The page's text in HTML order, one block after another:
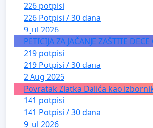
226 potpisi
226 Potpisi / 30 dana
9 Jul 2026
PETICIJA ZA JAČANJE ZAŠTITE
219 potpisi
219 Potpisi / 30 dana
2 Aug 2026
Povratak Zlatka Dalića kao
141 potpisi
141 Potpisi / 30 dana
9 Jul 2026